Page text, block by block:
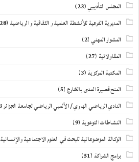
المجلس التأديبي(23)
المديرية الفرعية للأنشطة العلمية و الثقافية و الرياضية (28)
المشوار المهني(2)
المقاولاتية (27)
المكتبة المركزية (3)
المنح قصيرة المدى بالخارج(5)
النادي الرياضي الهاوي / الألمبي الرياضي لجامعة الجزائر 3
النشاطات التوعوية (9)
الوكالة الموضوعاتية للبحث في العلوم الاجتماعية والإنسانية
برامج الشراكة (51)